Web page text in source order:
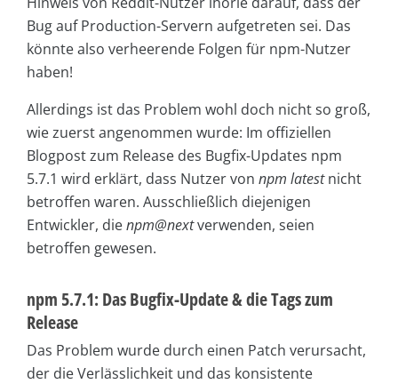
Bug auf Production-Servern aufgetreten sei. Das
könnte also verheerende Folgen für npm-Nutzer
haben!
Allerdings ist das Problem wohl doch nicht so groß,
wie zuerst angenommen wurde: Im offiziellen
Blogpost zum Release des Bugfix-Updates npm
5.7.1 wird erklärt, dass Nutzer von npm latestnicht
betroffen waren. Ausschließlich diejenigen
Entwickler, dienpm@nextverwenden, seien
betroffen gewesen.
npm 5.7.1: Das Bugfix-Update & die Tags zum
Release
Das Problem wurde durch einen Patch verursacht,
der die Verlässlichkeit und das konsistente